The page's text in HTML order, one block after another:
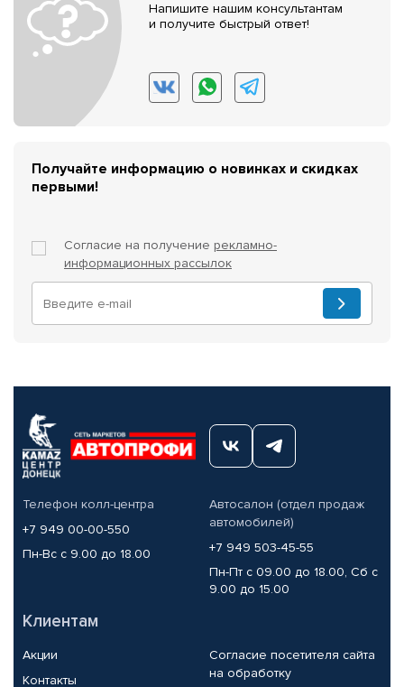
Напишите нашим консультантам
и получите быстрый ответ!
Получайте информацию о новинках и скидках
первыми!
Согласие на получение рекламно-
информационных рассылок
Телефон колл-центра
+7 949 00-00-550
Пн-Вс с 9.00 до 18.00
Автосалон (отдел продаж
автомобилей)
+7 949 503-45-55
Пн-Пт с 09.00 до 18.00, Сб с
9.00 до 15.00
Клиентам
Акции
Контакты
Согласие посетителя сайта
на обработку